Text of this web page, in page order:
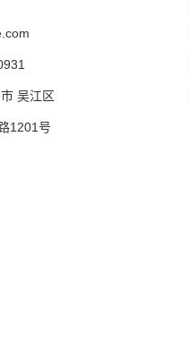
吴江区
1201号